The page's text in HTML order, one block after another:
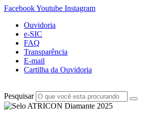
FacebookYoutube Instagram
Ouvidoria
e-SIC
FAQ
Transparência
E-mail
Cartilha da Ouvidoria
Pesquisar